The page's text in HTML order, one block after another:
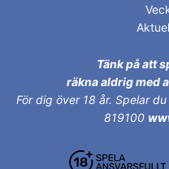
Tänk på att
räkna aldrig med
För dig över 18 år. Spelar
819100